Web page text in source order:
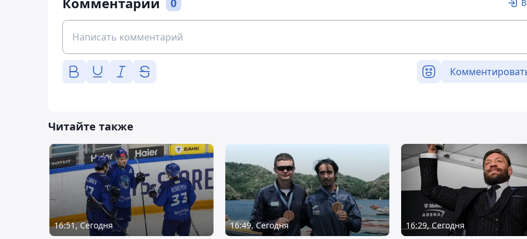
0
Читайте также
16:51, Сегодня 16:49, Сегодня 16:29, Сегодня